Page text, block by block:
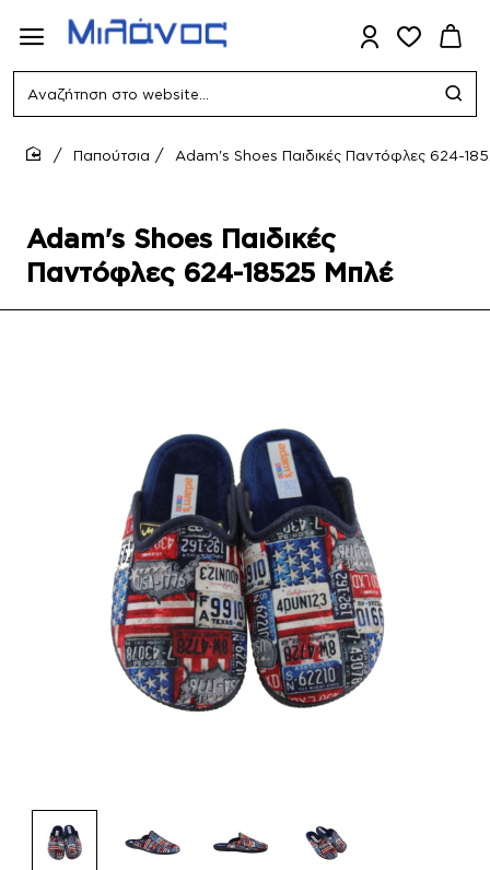
Αναζήτηση
website...
Adam's Shoes Παιδικές
Παντόφλες 624-18525 Μπλέ
Παπούτσια Adam's Shoes Παιδικές Παντόφλες 624-